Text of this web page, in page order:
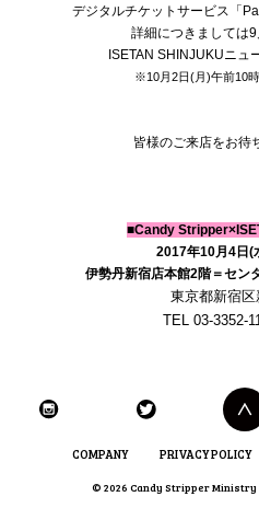
デジタルチケットサービス「
詳細につきましては
ISETAN SHINJUKUニュ
※10月2日(月)午前10
皆様のご来店をお待
■Candy
2017年10月4日(
伊勢丹新宿店本館2階＝セン
東京都新宿区
TEL 03-3352-
COMPANY PRIVACY POLICY
© 2026 Candy Stripper Ministry